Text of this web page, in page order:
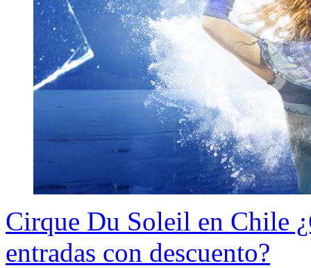
Cirque Du Soleil en Chile
entradas con descuento?